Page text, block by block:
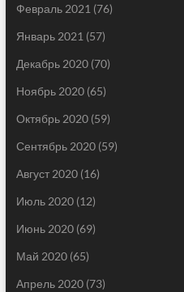
Февраль 2021 (76)
Январь 2021 (57)
Декабрь 2020(70)
Ноябрь 2020(65)
Октябрь 2020(59)
Сентябрь 2020(59)
Август 2020(16)
Июль 2020(12)
Июнь 2020(69)
Май 2020(65)
Апрель 2020(73)